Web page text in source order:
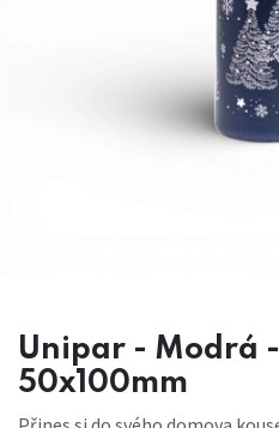
Unipar - Modrá
50x100mm